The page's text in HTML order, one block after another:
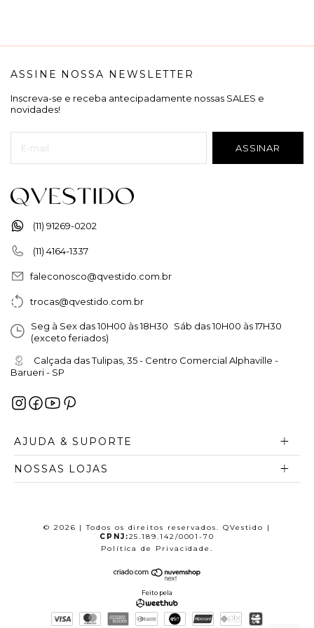
(11) 91269-0202
(11) 4164-1337
faleconosco@qvestido.com.br
trocas@qvestido.com.br
Seg à Sex das 10H00 às 18H30 Sáb das 10H00 às 17H30
(exceto feriados)
Calçada das Tulipas, 35 - Centro Comercial Alphaville -
Barueri - SP
AJUDA & SUPORTE
NOSSAS LOJAS
ASSINE NOSSA NEWSLETTER
Inscreva-se e receba antecipadamente nossas SALES e
novidades!
© 2026 | Todos os direitos reservados. QVestido |
CPNJ:25.189.142/0001-70
Política de Privacidade.
Feito pela